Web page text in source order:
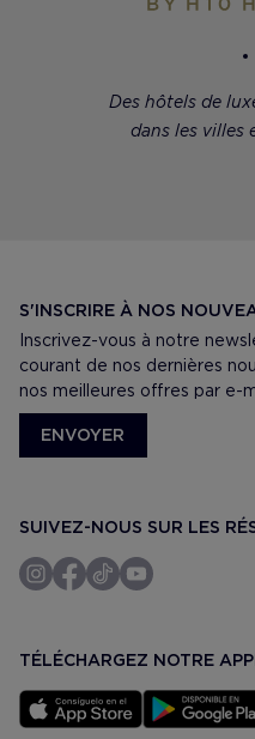
Des hôtels de
dans les villes
S'INSCRIRE À NOS
Inscrivez-vous à notre
courant de nos dernières
nos meilleures offres par e-
ENVOYER
SUIVEZ-NOUS SUR LES
TÉLÉCHARGEZ NOTRE